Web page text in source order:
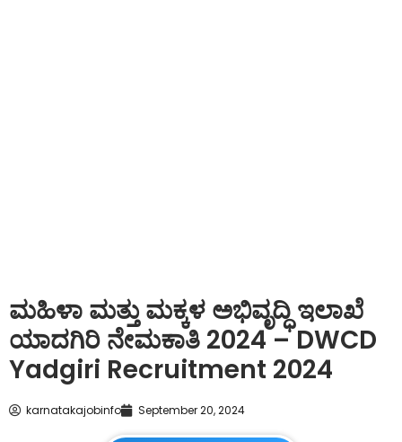
ಮಹಿಳಾ ಮತ್ತು ಮಕ್ಕಳ ಅಭಿವೃದ್ಧಿ ಇಲಾಖೆ
ಯಾದಗಿರಿ ನೇಮಕಾತಿ 2024 – DWCD
Yadgiri Recruitment 2024
karnatakajobinfo September 20, 2024